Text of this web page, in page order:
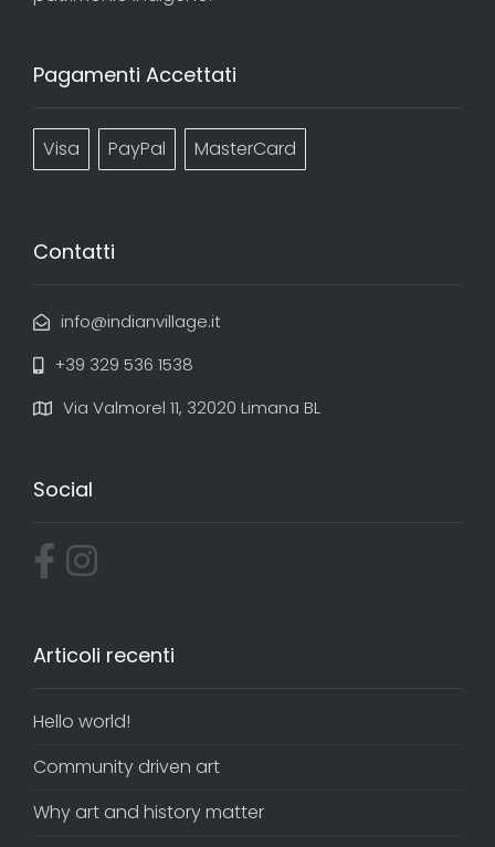
Pagamenti Accettati
Visa PayPal MasterCard
Contatti
info@indianvillage.it
+39 329 536 1538
Via Valmorel 11, 32020 Limana BL
Social
Articoli recenti
Hello world!
Community driven art
Why art and history matter